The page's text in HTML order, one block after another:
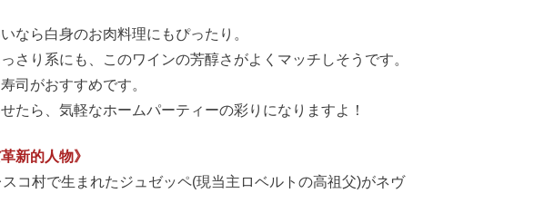
なら白身のお肉料理にもぴったり。
さり系にも、このワインの芳醇さがよくマッチしそうです。
司がおすすめです。
たら、気軽なホームパーティーの彩りになりますよ！
新的人物》
コ村で生まれたジュゼッペ(現当主ロベルトの高祖父)がネヴ